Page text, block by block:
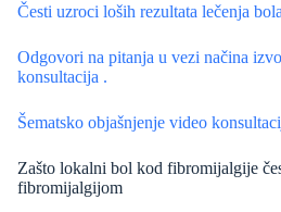
Česti uzroci loših rezultata lečenja
Odgovori na pitanja u vezi načina
konsultacija .
Šematsko objašnjenje video
Zašto lokalni bol kod fibromijalgije
fibromijalgijom